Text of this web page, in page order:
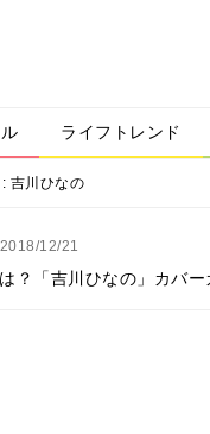
ライフトレンド
吉川ひなの
2018/12/21
？「吉川ひなの」カバ